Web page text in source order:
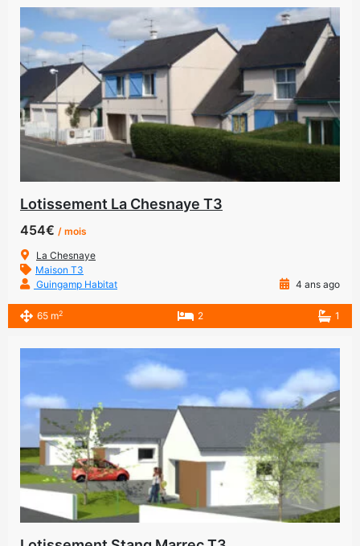
Lotissement La Chesnaye T3
454€ / mois
La Chesnaye
Maison T3
Guingamp Habitat
4 ans ago
65 m2 2 1